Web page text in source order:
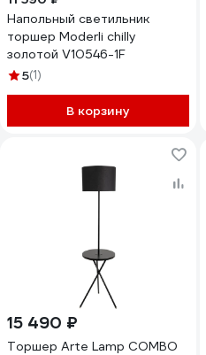
Напольный светильник
торшер Moderli chilly
золотой V10546-1F
5(1)
В корзину
15 490 ₽
Торшер Arte Lamp COMBO